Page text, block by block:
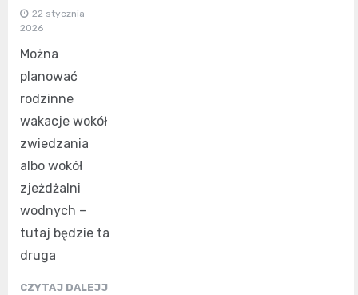
22 stycznia
2026
Można
planować
rodzinne
wakacje wokół
zwiedzania
albo wokół
zjeżdżalni
wodnych –
tutaj będzie ta
druga
CZYTAJ DALEJJ